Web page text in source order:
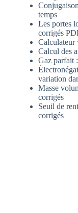
temps
Les portes
corrigés
Calculateur
Calcul des
Gaz parfait
variation
Masse
corrigés
Seuil de
corrigés